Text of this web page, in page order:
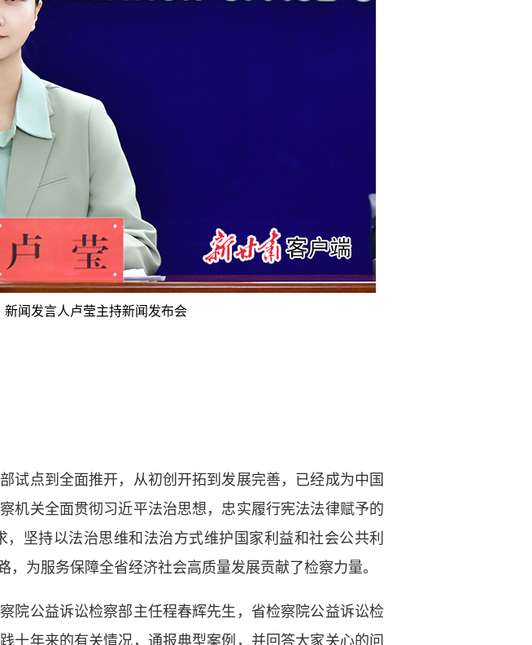
闻发言人卢莹主持新闻发布会
点到全面推开，从初创开拓到发展完善，已经成为中国
机关全面贯彻习近平法治思想，忠实履行宪法法律赋予的
坚持以法治思维和法治方式维护国家利益和社会公共利
为服务保障全省经济社会高质量发展贡献了检察力量。
公益诉讼检察部主任程春辉先生，省检察院公益诉讼检
十年来的有关情况，通报典型案例，并回答大家关心的问